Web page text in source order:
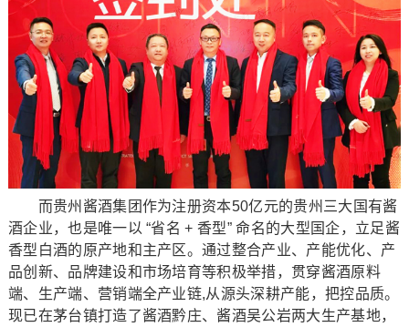
而贵州酱酒集团作为注册资本50亿元的贵州三大国有酱
酒企业，也是唯一以 “省名 + 香型” 命名的大型国企，立足酱
香型白酒的原产地和主产区。通过整合产业、产能优化、产
品创新、品牌建设和市场培育等积极举措，贯穿酱酒原料
端、生产端、营销端全产业链,从源头深耕产能，把控品质。
现已在茅台镇打造了酱酒黔庄、酱酒吴公岩两大生产基地，